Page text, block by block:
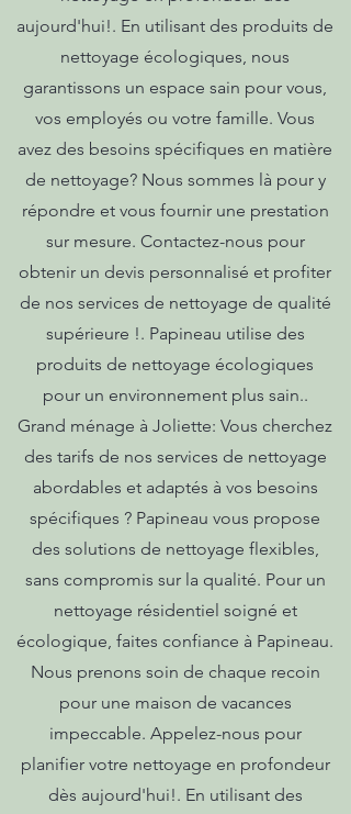
aujourd'hui!. En utilisant des produits de
nettoyage écologiques, nous
garantissons un espace sain pour vous,
vos employés ou votre famille. Vous
avez des besoins spécifiques en matière
de nettoyage? Nous sommes là pour y
répondre et vous fournir une prestation
sur mesure. Contactez-nous pour
obtenir un devis personnalisé et profiter
de nos services de nettoyage de qualité
supérieure !. Papineau utilise des
produits de nettoyage écologiques
pour un environnement plus sain..
Grand ménage à Joliette: Vous cherchez
des tarifs de nos services de nettoyage
abordables et adaptés à vos besoins
spécifiques ? Papineau vous propose
des solutions de nettoyage flexibles,
sans compromis sur la qualité. Pour un
nettoyage résidentiel soigné et
écologique, faites confiance à Papineau.
Nous prenons soin de chaque recoin
pour une maison de vacances
impeccable. Appelez-nous pour
planifier votre nettoyage en profondeur
dès aujourd'hui!. En utilisant des